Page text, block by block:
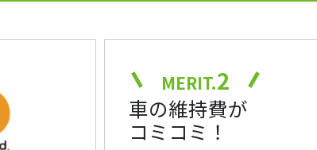
MERIT.2
車の維持費が
コミコミ！